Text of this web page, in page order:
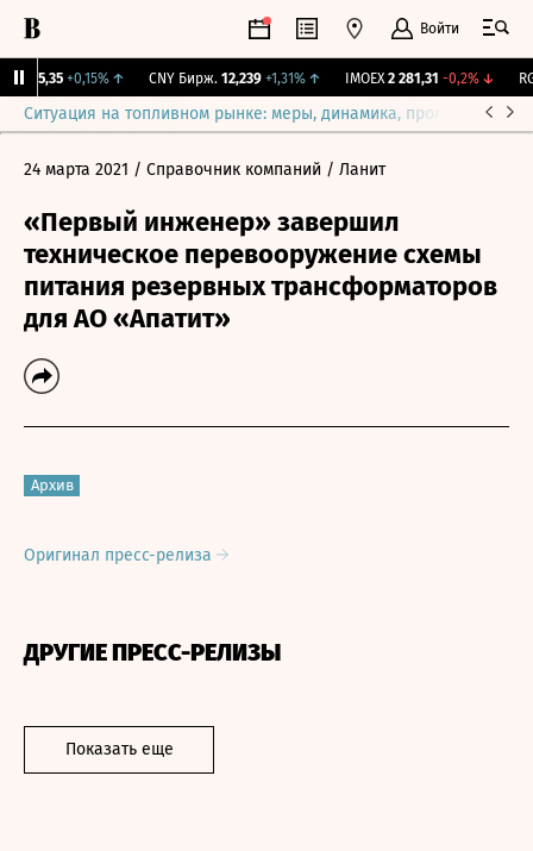
Войти
115,35 +0,15%↑ CNY Бирж. 12,239 +1,31% ↑ IMOEX 2 281,31 -0,2%↓
Ситуация на топливном рынке: меры, динамика, прогнозы
24 марта 2021 / Справочник компаний / Ланит
«Первый инженер» завершил
техническое перевооружение схемы
питания резервных трансформаторов
для АО «Апатит»
Архив
Оригинал пресс-релиза
ДРУГИЕ ПРЕСС-РЕЛИЗЫ
Показать еще